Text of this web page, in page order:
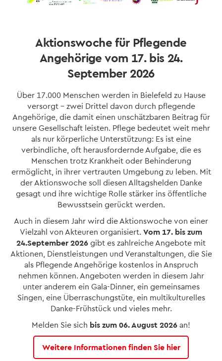
Aktionswoche für Pflegende
Angehörige vom 17. bis 24.
September 2026
Über 17.000 Menschen werden in Bielefeld zu Hause
versorgt – zwei Drittel davon durch pflegende
Angehörige, die damit einen unschätzbaren Beitrag für
unsere Gesellschaft leisten. Pflege bedeutet weit mehr
als nur körperliche Unterstützung: Es ist eine
verbindliche, oft herausfordernde Aufgabe, die es
Menschen trotz Krankheit oder Behinderung
ermöglicht, in ihrer vertrauten Umgebung zu leben. Mit
der Aktionswoche soll diesen Alltagshelden Danke
gesagt und ihre wichtige Rolle stärker ins öffentliche
Bewusstsein gerückt werden.
Auch in diesem Jahr wird die Aktionswoche von einer
Vielzahl von Akteuren organisiert. Vom 17. bis zum
24.September 2026 gibt es zahlreiche Angebote mit
Aktionen, Dienstleistungen und Veranstaltungen, die Sie
als Pflegende Angehörige kostenlos in Anspruch
nehmen können. Angeboten werden in diesem Jahr
unter anderem ein Gala-Dinner, ein gemeinsames
Singen, eine Überraschungstüte, ein multikulturelles
Danke-Frühstück und vieles mehr.
Melden Sie sich bis zum 06. August 2026 an!
Weitere Informationen finden Sie hier